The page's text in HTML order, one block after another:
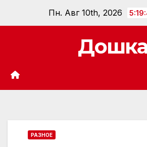
Пн. Авг 10th, 2026
РАЗНОЕ